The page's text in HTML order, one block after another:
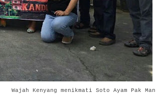
Wajah Kenyang menikmati Soto Ayam Pak Man